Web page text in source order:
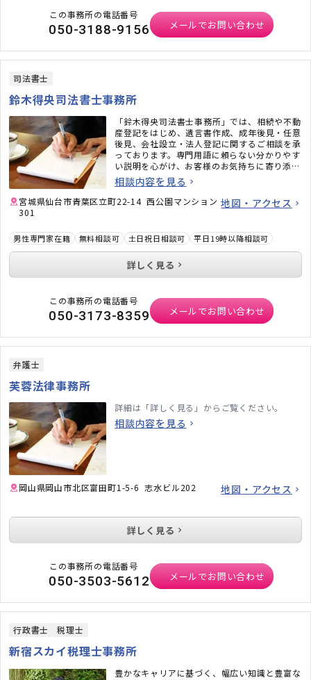
この事務所の電話番号
050-3188-9156 メールでお問い合わせ
司法書士
鈴木得央司法書士事務所
「鈴木得央司法書士事務所」では、相続や不動
産登記をはじめ、遺言書作成、成年後見・任意
後見、会社設立・法人登記に関するご相談を承
っております。専門用語に頼らない分かりやす
い説明を心がけ、お客様のお気持ちに寄り添い
ながらサポートいたします。些細なことでも構
いません。まずはお気軽にご相談ください。
相談内容を見る
宮城県仙台市青葉区立町22-14 西公園マンション
301
地図・アクセス
男性専門家在籍 無料相談可 土日祝日相談可 平日19時以降相談可
詳しく見る
この事務所の電話番号
050-3173-8359 メールでお問い合わせ
弁護士
芙蓉法律事務所
詳細は「詳しく見る」からご覧ください。
相談内容を見る
岡山県岡山市北区富田町1-5-6 志水ビル202 地図・アクセス
詳しく見る
この事務所の電話番号
050-3503-5612 メールでお問い合わせ
行政書士 税理士
新宿スカイ税理士事務所
豊かなキャリアに基づく、幅広い知識と豊富な